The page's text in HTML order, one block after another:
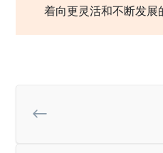
着向更灵活和不断发展